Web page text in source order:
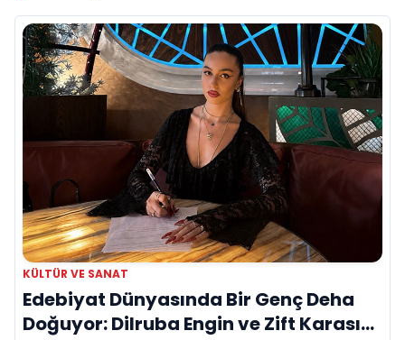
KÜLTÜR VE SANAT
Edebiyat Dünyasında Bir Genç Deha
Doğuyor: Dilruba Engin ve Zift Karası